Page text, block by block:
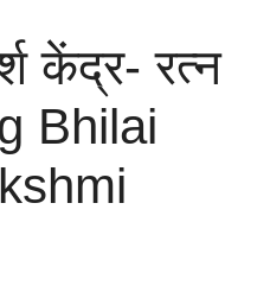
केंद्र- रत्न
Bhilai